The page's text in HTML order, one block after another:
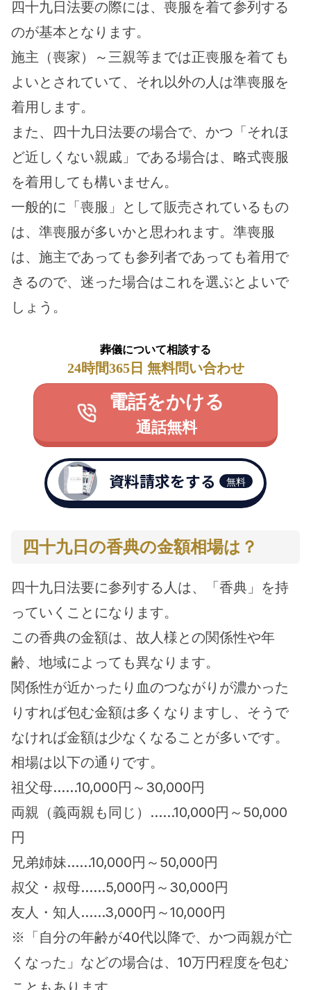
四十九日法要の際には、喪服を着て参列する
のが基本となります。
施主（喪家）～三親等までは正喪服を着ても
よいとされていて、それ以外の人は準喪服を
着用します。
また、四十九日法要の場合で、かつ「それほ
ど近しくない親戚」である場合は、略式喪服
を着用しても構いません。
一般的に「喪服」として販売されているもの
は、準喪服が多いかと思われます。準喪服
は、施主であっても参列者であっても着用で
きるので、迷った場合はこれを選ぶとよいで
しょう。
葬儀について相談する
24時間365日 無料問い合わせ
電話をかける
通話無料
資料請求をする 無料
四十九日の香典の金額相場は？
四十九日法要に参列する人は、「香典」を持
っていくことになります。
この香典の金額は、故人様との関係性や年
齢、地域によっても異なります。
関係性が近かったり血のつながりが濃かった
りすれば包む金額は多くなりますし、そうで
なければ金額は少なくなることが多いです。
相場は以下の通りです。
祖父母……10,000円～30,000円
両親（義両親も同じ）……10,000円～50,000
円
兄弟姉妹……10,000円～50,000円
叔父・叔母……5,000円～30,000円
友人・知人……3,000円～10,000円
※「自分の年齢が40代以降で、かつ両親が亡
くなった」などの場合は、10万円程度を包む